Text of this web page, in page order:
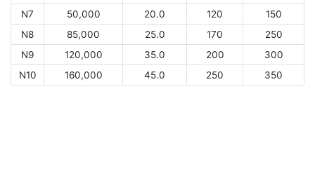
N7
50,000 20.0 120
150
N8
85,000 25.0 170
250
N9
120,000 35.0 200
300
N10
160,000 45.0 250 350